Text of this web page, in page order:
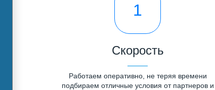
1
Скорость
Работаем оперативно, не теряя времени
подбираем отличные условия от партнеров и